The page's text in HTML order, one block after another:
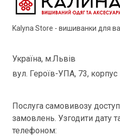
Kalyna Store - вишиванки для
Україна, м.Львів
вул. Героїв-УПА, 73, корпус
Послуга самовивозу
замовлень. Узгодити дату
телефоном: